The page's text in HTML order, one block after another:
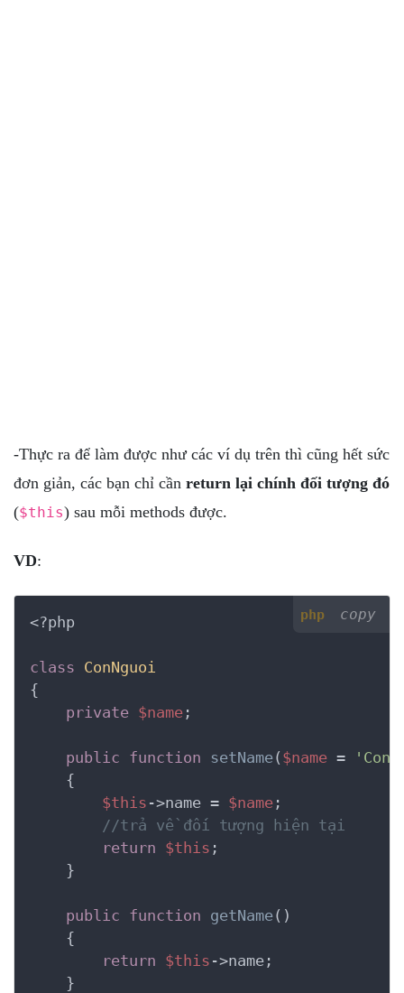
-Thực ra để làm được như các ví dụ trên thì cũng hết sức
đơn giản, các bạn chỉ cần return lại chính đối tượng đó
($this) sau mỗi methods được.
VD:
php copy
<?php
class ConNguoi
{
private $name;
public function setName( $name =
'Con
    {
$this ->name = $name;
//trả về đối tượng hiện tại
return $this ;
    }
public function getName()
    {
return $this ->name;
    }